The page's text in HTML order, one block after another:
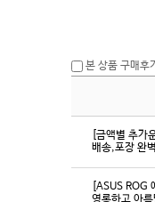
본 상품 구매후
[금액별 추가
배송,포장 완
[ASUS ROG
영롱하고 아